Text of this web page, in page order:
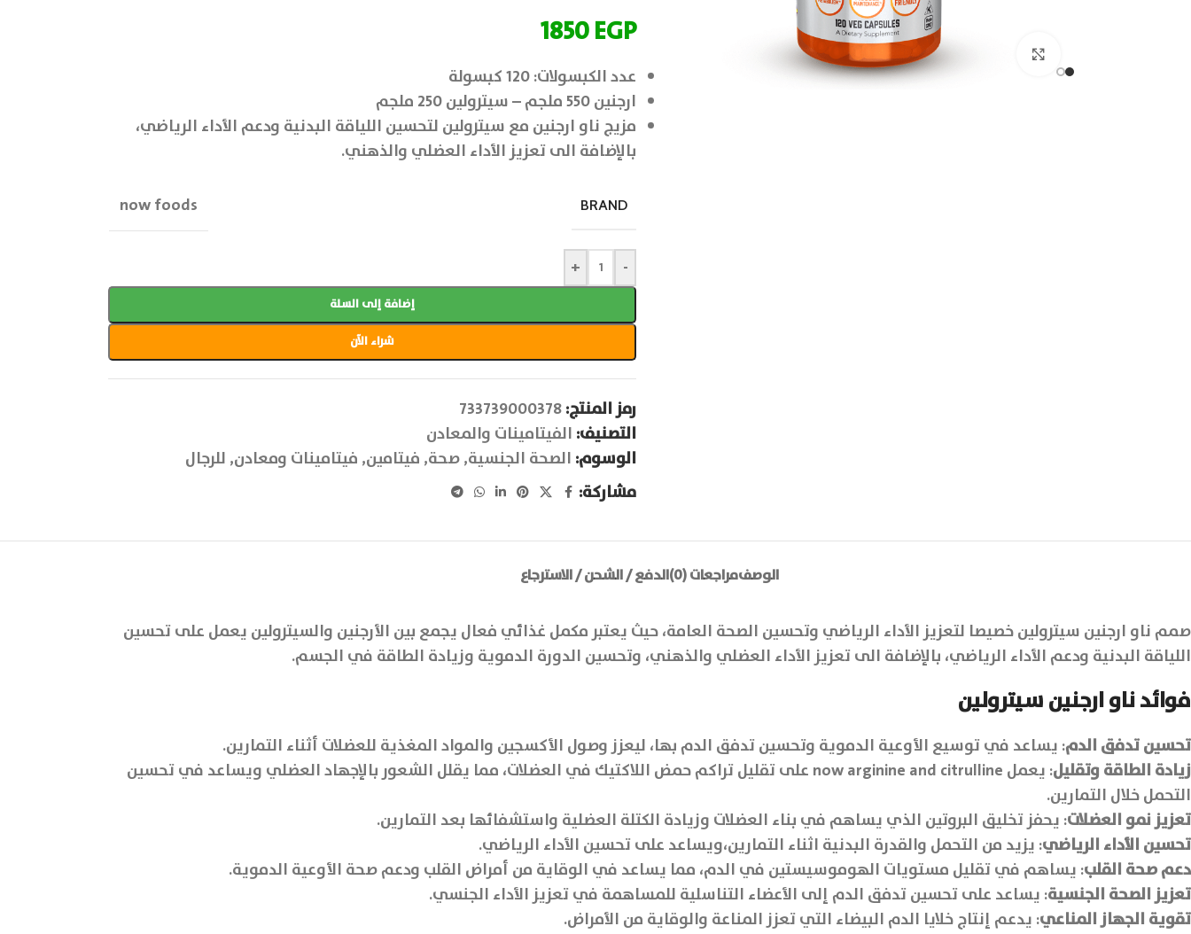
1850EGP
عدد الكبسولات: 120 كبسولة
ارجنين 550 ملجم – سيترولين 250 ملجم
مزيج ناو ارجنين مع سيترولين لتحسين اللياقة البدنية ودعم الأداء الرياضي،
بالإضافة الى تعزيز الأداء العضلي والذهني.
BRAND
now foods
-
+
إضافة إلى السلة
شراء الآن
رمز المنتج:733739000378
التصنيف: الفيتامينات والمعادن
الوسوم: الصحة الجنسية,صحة, فيتامين, فيتامينات ومعادن, للرجال
مشاركة:
الوصفمراجعات (0) الدفع / الشحن / الاسترجاع
صمم ناو ارجنين سيترولين خصيصا لتعزيز الأداء الرياضي وتحسين الصحة العامة، حيث يعتبر مكمل غذائي فعال يجمع بين الأرجنين والسيترولين يعمل على تحسين
اللياقة البدنية ودعم الأداء الرياضي، بالإضافة الى تعزيز الأداء العضلي والذهني، وتحسين الدورة الدموية وزيادة الطاقة في الجسم.
فوائد ناو ارجنين سيترولين
تحسين تدفق الدم: يساعد في توسيع الأوعية الدموية وتحسين تدفق الدم بها، ليعزز وصول الأكسجين والمواد المغذية للعضلات أثناء التمارين.
زيادة الطاقة وتقليل
: يعمل now arginine and citrulline على تقليل تراكم حمض اللاكتيك في العضلات، مما يقلل الشعور بالإجهاد العضلي ويساعد في تحسين
التحمل خلال التمارين.
تعزيز نمو العضلات: يحفز تخليق البروتين الذي يساهم في بناء العضلات وزيادة الكتلة العضلية واستشفائها بعد التمارين.
تحسين الأداء الرياضي: يزيد من التحمل والقدرة البدنية اثناء التمارين،ويساعد على تحسين الأداء الرياضي.
دعم صحة القلب: يساهم في تقليل مستويات الهوموسيستين في الدم، مما يساعد في الوقاية من أمراض القلب ودعم صحة الأوعية الدموية.
تعزيز الصحة الجنسية: يساعد على تحسين تدفق الدم إلى الأعضاء التناسلية للمساهمة في تعزيز الأداء الجنسي.
تقوية الجهاز المناعي: يدعم إنتاج خلايا الدم البيضاء التي تعزز المناعة والوقاية من الأمراض.